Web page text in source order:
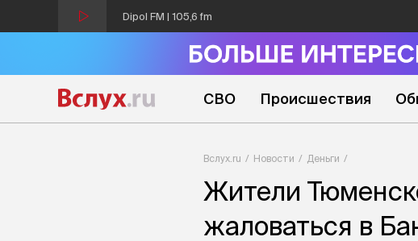
Dipol FM | 105,6 fm
СВО Происшествия
Вслух.ru Новости Деньги
Жители
жаловаться в